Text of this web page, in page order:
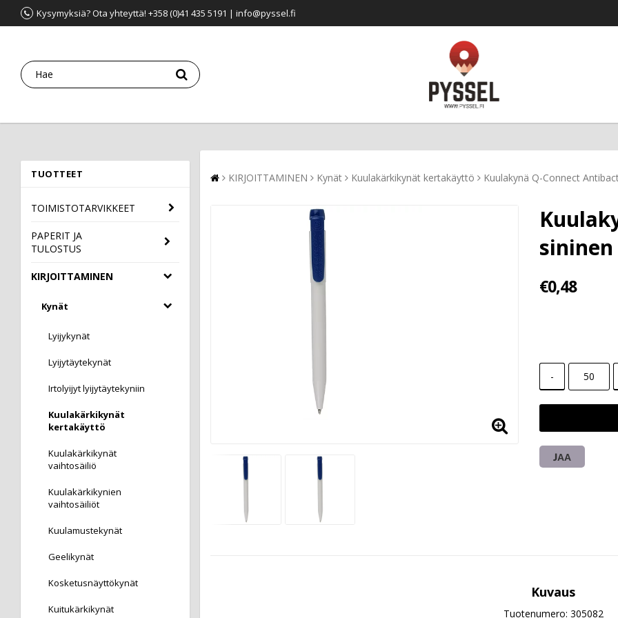
Kysymyksiä? Ota yhteyttä! +358 (0)41 435 5191 | info@pyssel.fi
TUOTTEET
TOIMISTOTARVIKKEET
PAPERIT JA
TULOSTUS
KIRJOITTAMINEN
Kynät
Lyijykynät
Lyijytäytekynät
Irtolyijyt lyijytäytekyniin
Kuulakärkikynät
kertakäyttö
Kuulakärkikynät
vaihtosäiliö
Kuulakärkikynien
vaihtosäiliöt
Kuulamustekynät
Geelikynät
Kosketusnäyttökynät
Kuitukärkikynät
KIRJOITTAMINEN Kynät Kuulakärkikynät kertakäyttö Kuulakynä Q-Connect
sininen
€0,48
-
JAA
Kuvaus
Tuotenumero: 305082